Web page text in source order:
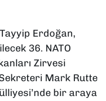
Erdoğan,
36. NATO
Zirvesi
Mark Rutte
bir araya